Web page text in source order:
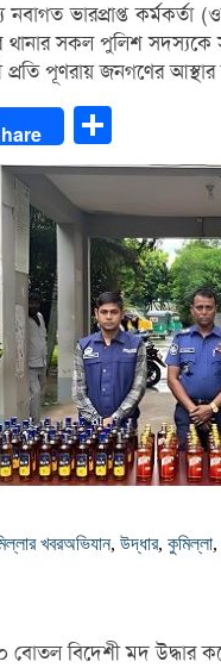
নবাগত ভারপ্রাপ্ত
সকল পুলিশ সদস্যকে
প্রতি পূণরায় জনগণের
খবরঅভিযান, উদ্ধার, কুমিল্লা,
বোতল বিদেশী মদ উদ্ধার